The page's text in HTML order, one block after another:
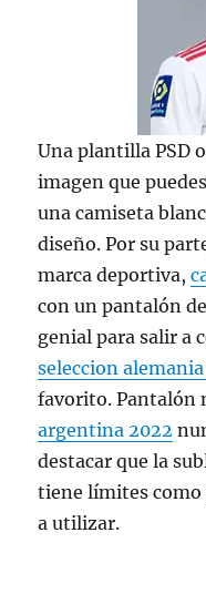
Una plantilla PSD
imagen que
una camiseta
diseño. Por su
marca deportiva,
con un pantalón
genial para salir a
seleccion
favorito. Pantalón
argentina 2022
destacar que la
tiene límites
a utilizar.